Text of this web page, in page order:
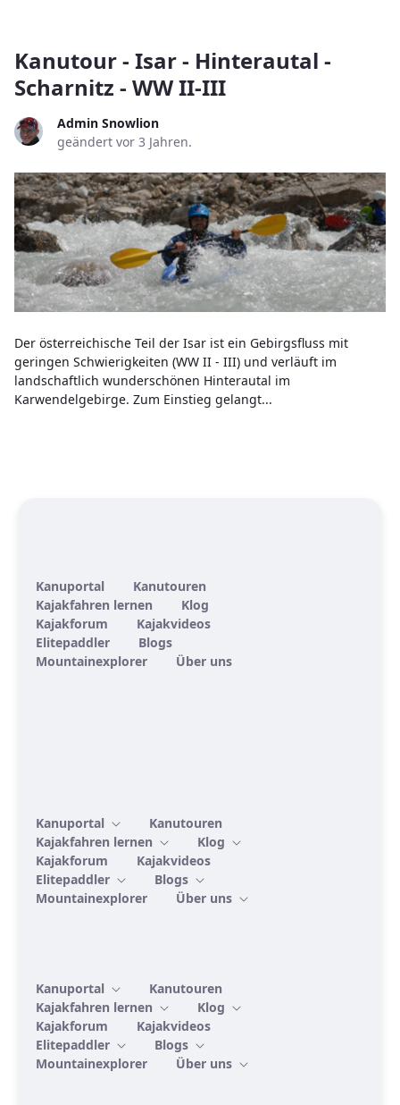
Kanutour - Isar - Hinterautal -
Scharnitz - WW II-III
Admin Snowlion
geändert vor 3 Jahren.
Der österreichische Teil der Isar ist ein Gebirgsfluss mit
geringen Schwierigkeiten (WW II - III) und verläuft im
landschaftlich wunderschönen Hinterautal im
Karwendelgebirge. Zum Einstieg gelangt...
Kanuportal
Kanutouren
Kajakfahren lernen
Klog
Kajakforum
Kajakvideos
Elitepaddler
Blogs
Mountainexplorer
Über uns
Kanuportal
Kanutouren
Kajakfahren lernen
Klog
Kajakforum
Kajakvideos
Elitepaddler
Blogs
Mountainexplorer
Über uns
Kanuportal
Kanutouren
Kajakfahren lernen
Klog
Kajakforum
Kajakvideos
Elitepaddler
Blogs
Mountainexplorer
Über uns